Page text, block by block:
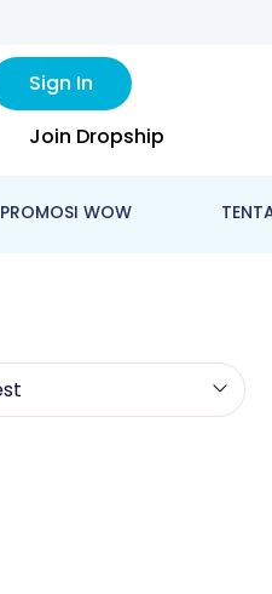
Sign In
Join Dropship
PROMOSI WOW